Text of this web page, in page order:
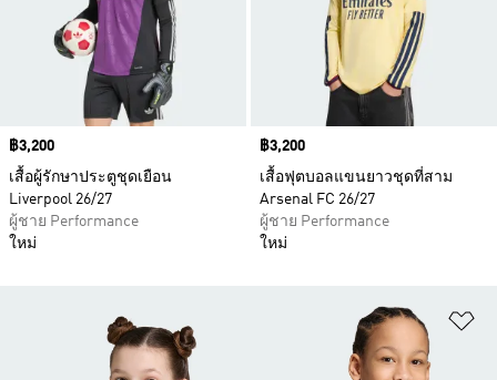
Price
฿3,200
เสื้อผู้รักษาประตูชุดเยือน
Liverpool 26/27
ผู้ชาย Performance
ใหม่
Price
฿3,200
เสื้อฟุตบอลแขนยาวชุดที่สาม
Arsenal FC 26/27
ผู้ชาย Performance
ใหม่